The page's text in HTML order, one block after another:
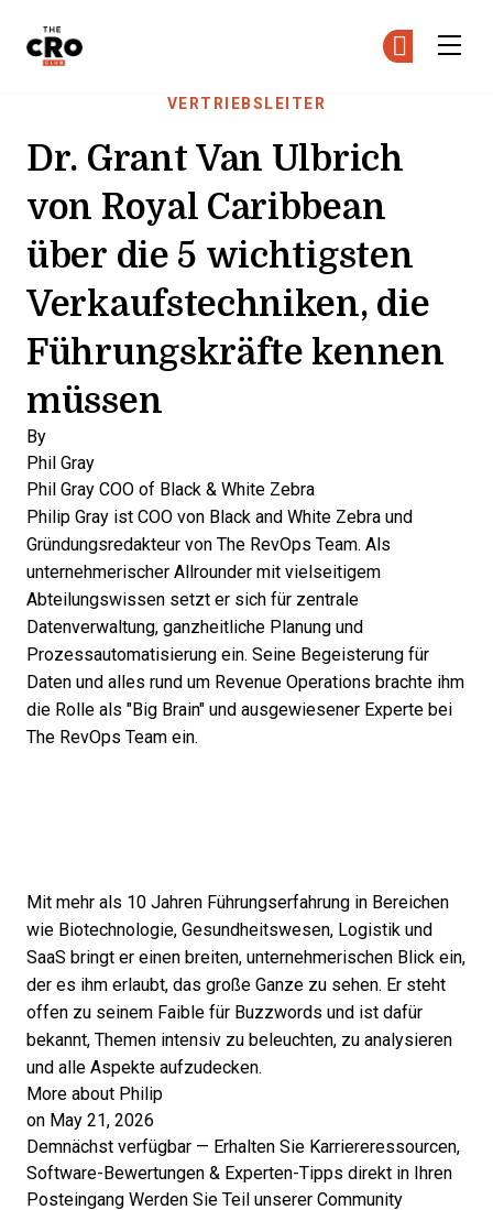
VERTRIEBSLEITER
Dr. Grant Van Ulbrich
von Royal Caribbean
über die 5 wichtigsten
Verkaufstechniken, die
Führungskräfte kennen
müssen
By
Phil Gray
Phil Gray COO of Black & White Zebra
Philip Gray ist COO von Black and White Zebra und
Gründungsredakteur von The RevOps Team. Als
unternehmerischer Allrounder mit vielseitigem
Abteilungswissen setzt er sich für zentrale
Datenverwaltung, ganzheitliche Planung und
Prozessautomatisierung ein. Seine Begeisterung für
Daten und alles rund um Revenue Operations brachte ihm
die Rolle als "Big Brain" und ausgewiesener Experte bei
The RevOps Team ein.
Mit mehr als 10 Jahren Führungserfahrung in Bereichen
wie Biotechnologie, Gesundheitswesen, Logistik und
SaaS bringt er einen breiten, unternehmerischen Blick ein,
der es ihm erlaubt, das große Ganze zu sehen. Er steht
offen zu seinem Faible für Buzzwords und ist dafür
bekannt, Themen intensiv zu beleuchten, zu analysieren
und alle Aspekte aufzudecken.
More about Philip
on May 21, 2026
Demnächst verfügbar — Erhalten Sie Karriereressourcen,
Software-Bewertungen & Experten-Tipps direkt in Ihren
Posteingang Werden Sie Teil unserer Community